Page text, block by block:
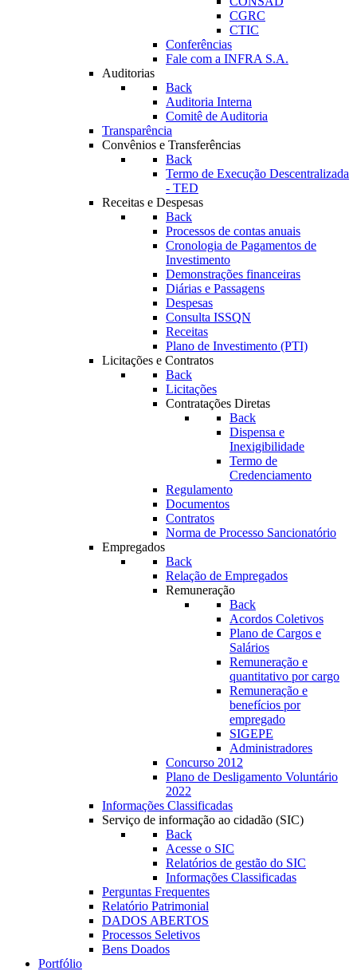
CGRC
CTIC
Conferências
Fale com a INFRA S.A.
Auditorias
Back
Auditoria Interna
Comitê de Auditoria
Transparência
Convênios e Transferências
Back
Termo de Execução Descentralizada
- TED
Receitas e Despesas
Back
Processos de contas anuais
Cronologia de Pagamentos de
Investimento
Demonstrações financeiras
Diárias e Passagens
Despesas
Consulta ISSQN
Receitas
Plano de Investimento (PTI)
Licitações e Contratos
Back
Licitações
Contratações Diretas
Back
Dispensa e
Inexigibilidade
Termo de
Credenciamento
Regulamento
Documentos
Contratos
Norma de Processo Sancionatório
Empregados
Back
Relação de Empregados
Remuneração
Back
Acordos Coletivos
Plano de Cargos e
Salários
Remuneração e
quantitativo por cargo
Remuneração e
benefícios por
empregado
SIGEPE
Administradores
Concurso 2012
Plano de Desligamento Voluntário
2022
Informações Classificadas
Serviço de informação ao cidadão (SIC)
Back
Acesse o SIC
Relatórios de gestão do SIC
Informações Classificadas
Perguntas Frequentes
Relatório Patrimonial
DADOS ABERTOS
Processos Seletivos
Bens Doados
Portfólio